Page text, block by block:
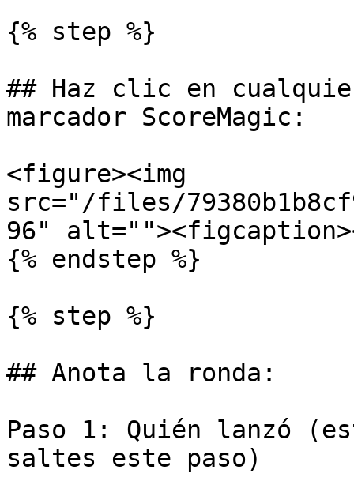
{% step %}
## Haz clic en
marcador ScoreMagic:
<figure><img
src="/files/
96"
{% endstep %}
{% step %}
## Anota la ronda:
Paso 1: Quién lanzó
saltes este paso)